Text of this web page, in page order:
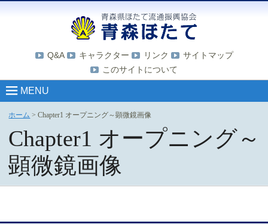
Q&A キャラクター リンク
サイトマップ
このサイトについて
MENU
ホーム >Chapter1 オープニング～顕微鏡画像
Chapter1 オープニング～
顕微鏡画像